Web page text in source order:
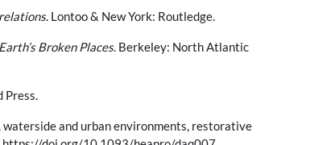
relations. Lontoo & New York: Routledge.
Broken Places. Berkeley: North Atlantic
Press.
and urban environments, restorative